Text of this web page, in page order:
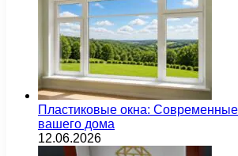
Пластиковые окна:
вашего дома
12.06.2026